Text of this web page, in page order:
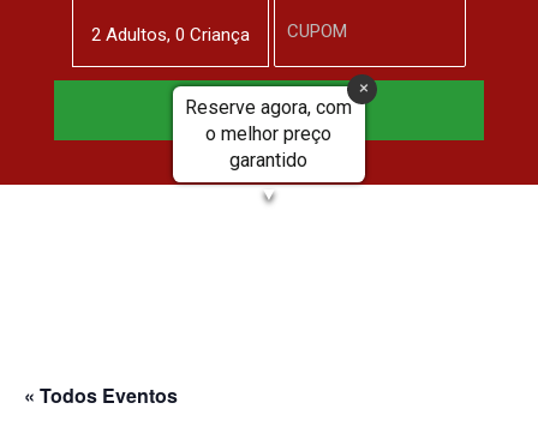
« Todos Eventos
2 Adultos, 0 Criança
Reserve agora, com
o melhor preço
garantido
▼
Reservar Agora